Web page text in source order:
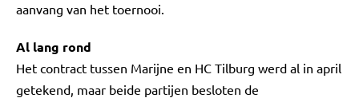
aanvang van het toernooi.
Al lang rond
Het contract tussen Marijne en HC Tilburg werd al in april
getekend, maar beide partijen besloten de